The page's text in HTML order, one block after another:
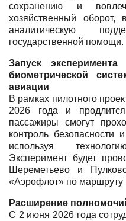
сохранению и
хозяйственный оборот,
аналитическую
государственной помощи.
Запуск
биометрической
авиации
В рамках пилотного
2026 года и
пассажиры смогут
контроль безопасности
используя
Эксперимент будет
Шереметьево и
«Аэрофлот» по маршруту
Расширение
С 2 июня 2026 года